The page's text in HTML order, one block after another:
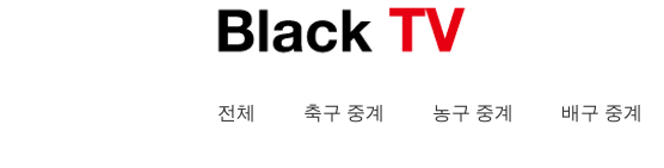
전체 축구 중계 농구 중계 배구 중계